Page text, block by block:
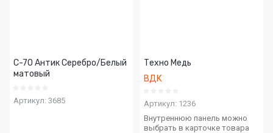
С-70 Антик Серебро/Белый
матовый
Артикул: 3685
Техно Медь
ВДК
Артикул: 1236
Внутреннюю панель можно
выбрать в карточке товара